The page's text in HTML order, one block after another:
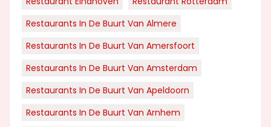
Restaurants In De Buurt Van Almere
Restaurants In De Buurt Van Amersfoort
Restaurants In De Buurt Van Amsterdam
Restaurants In De Buurt Van Apeldoorn
Restaurants In De Buurt Van Arnhem